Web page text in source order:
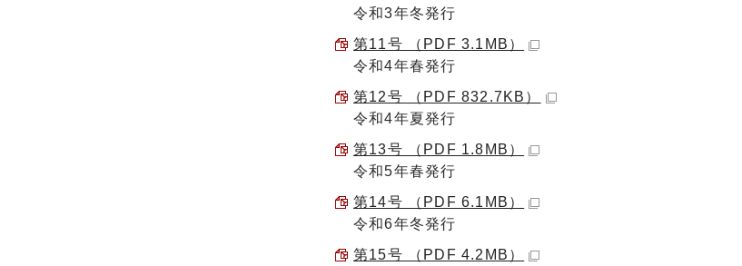
令和3年冬発行
第11号 （PDF 3.1MB）
令和4年春発行
第12号 （PDF 832.7KB）
令和4年夏発行
第13号 （PDF 1.8MB）
令和5年春発行
第14号 （PDF 6.1MB）
令和6年冬発行
第15号 （PDF 4.2MB）